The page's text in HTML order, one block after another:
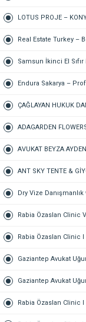
VETERİNER – 7/24
LOTUS PROJE –
Real Estate Turkey –
Samsun İkinci El
Endura Sakarya –
ÇAĞLAYAN HUKUK
ADAGARDEN
GELİN ÇİÇEĞİ –
AVUKAT BEYZA
BÜROSU – AİLE,
ANT SKY TENTE &
Dry Vize
Rabia Özaslan Clinic
Rabia Özaslan Clinic
Gaziantep Avukat
Hukuk Bürosu
Gaziantep Avukat
Hukuk Bürosu
Rabia Özaslan Clinic